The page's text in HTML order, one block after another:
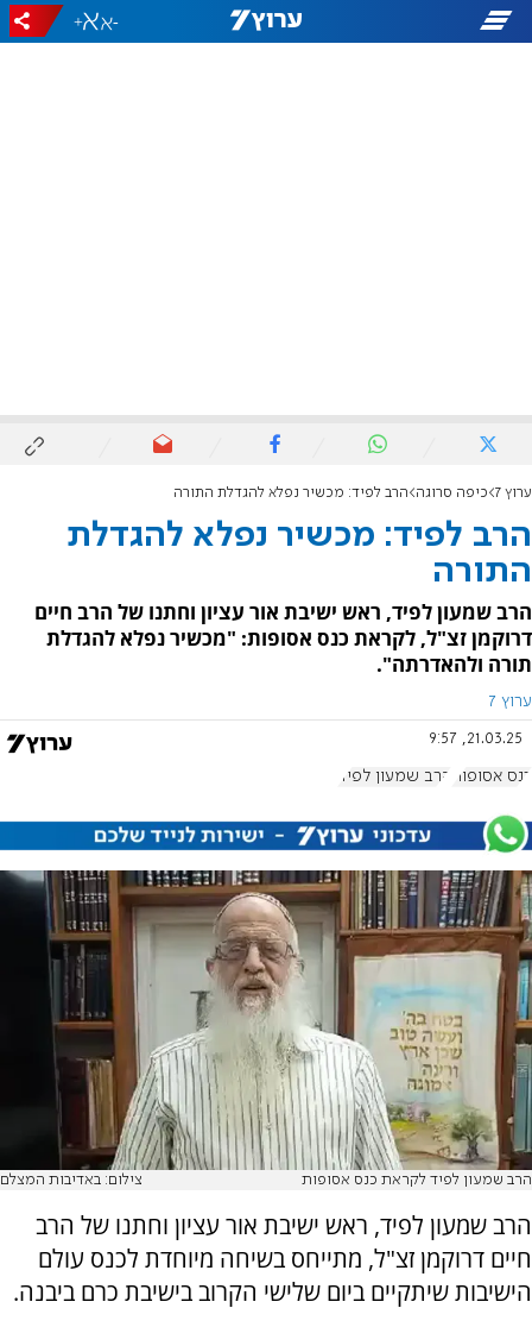
-
+
ערוץ 7 כיפה סרוגה הרב לפיד: מכשיר נפלא להגדלת התורה
הרב לפיד: מכשיר נפלא להגדלת
התורה
הרב שמעון לפיד, ראש ישיבת אור עציון וחתנו של הרב חיים
דרוקמן זצ"ל, לקראת כנס אסופות: "מכשיר נפלא להגדלת
תורה ולהאדרתה".
ערוץ 7
21.03.25, 9:57
כנס אסופות הרב שמעון לפיד
הרב שמעון לפיד לקראת כנס אסופות צילום: באדיבות המצלם
הרב שמעון לפיד, ראש ישיבת אור עציון וחתנו של הרב
חיים דרוקמן זצ"ל, מתייחס בשיחה מיוחדת לכנס עולם
הישיבות שיתקיים ביום שלישי הקרוב בישיבת כרם ביבנה.